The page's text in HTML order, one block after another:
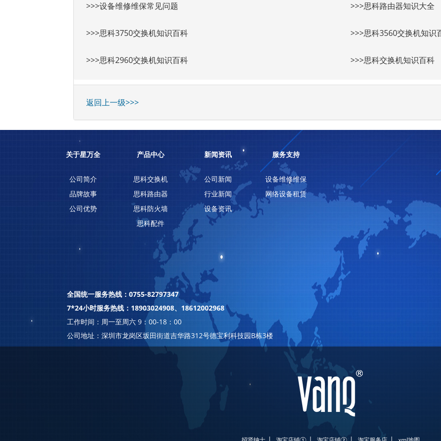
>>>设备维修维保常见问题 >>>思科路由器知识大全
>>>思科3750交换机知识百科 >>>思科3560交换机知识
>>>思科2960交换机知识百科 >>>思科交换机知识百科
返回上一级>>>
关于星万全 产品中心 新闻资讯 服务支持
公司简介
品牌故事
公司优势
思科交换机
思科路由器
思科防火墙
思科配件
公司新闻
行业新闻
设备资讯
设备维修维保
网络设备租赁
全国统一服务热线：0755-82797347
7*24小时服务热线：18903024908、18612002968
工作时间：周一至周六 9：00-18：00
公司地址：深圳市龙岗区坂田街道吉华路312号德宝利科技园B栋3楼